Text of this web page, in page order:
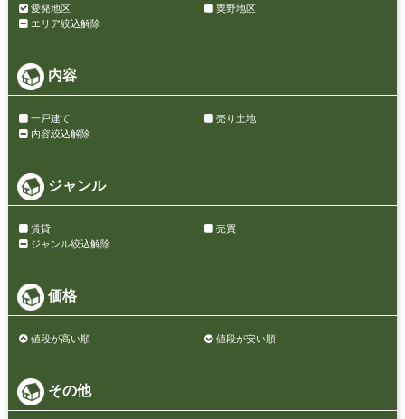
愛発地区
粟野地区
エリア絞込解除
内容
一戸建て
売り土地
内容絞込解除
ジャンル
賃貸
売買
ジャンル絞込解除
価格
値段が高い順 値段が安い順
その他